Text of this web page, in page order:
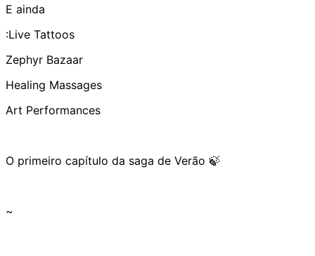
E ainda
:Live Tattoos
Zephyr Bazaar
Healing Massages
Art Performances
O primeiro capítulo da saga de Verão 🍃
~